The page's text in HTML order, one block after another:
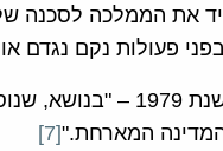
את הממלכה לסכנה של
פעולות נקם נגדם
סעיף 486 לחוק העונשין
המדינה המארחת."[7]